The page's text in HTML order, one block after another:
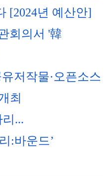
[2024년 예산안]
회의서 '韓
저작물·오픈소스
최
...
:바운드’